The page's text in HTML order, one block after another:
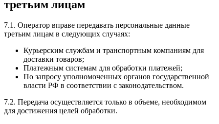
третьим лицам
7.1. Оператор вправе передавать персональные данные
третьим лицам в следующих случаях:
Курьерским службам и транспортным компаниям для
доставки товаров;
Платежным системам для обработки платежей;
По запросу уполномоченных органов государственной
власти РФ в соответствии с законодательством.
7.2. Передача осуществляется только в объеме, необходимом
для достижения целей обработки.